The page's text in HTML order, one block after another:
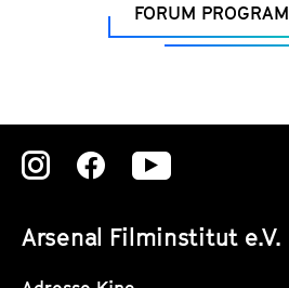
FORUM
Arsenal Filminstitut e.V.
Zu
Instagram
Zu
Instagram
Zu
Instagram